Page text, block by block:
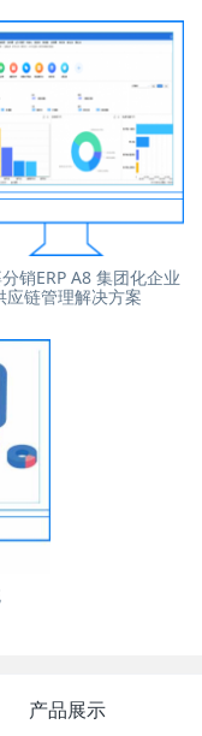
销ERP A8 集团化企业
应链管理解决方案
产品展示